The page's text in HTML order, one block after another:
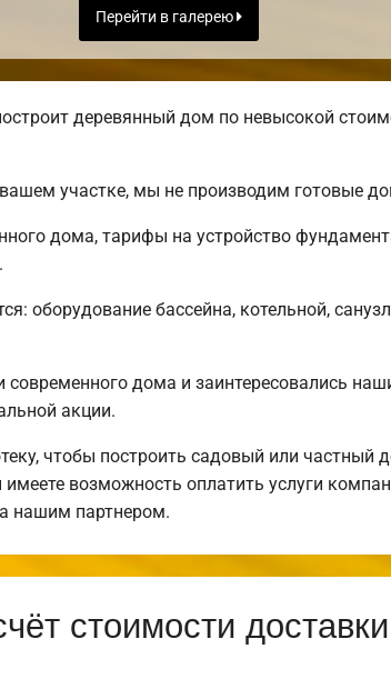
Перейти в галерею
деревянный дом по невысокой
участке, мы не производим готовые
дома, тарифы на устройство
оборудование бассейна, котельной,
дома и заинтересовались
акции.
чтобы построить садовый или
возможность оплатить услуги
нашим партнером.
стоимости доставки